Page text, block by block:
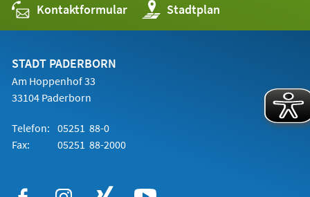
Kontaktformular Stadtplan
(Öffnet
in
einem
STADT PADERBORN
Am Hoppenhof 33
33104 Paderborn
Telefon: 05251 88-0
Fax:
05251 88-2000